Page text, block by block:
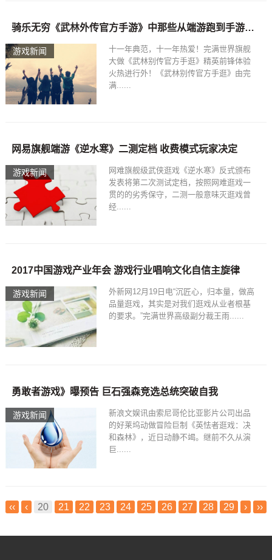
游戏新闻
骑乐无穷《武林外传官方手游》中那些从端游跑到手游的坐骑，
十一年典范，十一年热爱！完满世界旗舰
大做《武林别传官方手逛》精英前锋体验
火热进行外！《武林别传官方手逛》由完
满......
游戏新闻
网易旗舰端游《逆水寒》二测定档 收费模式玩家决定
网难旗舰级武侠逛戏《逆水寒》反式颁布
发表将第二次测试定档，按照网难逛戏一
贯的的劣秀保守，二测一般意味灭逛戏曾
经......
游戏新闻
2017中国游戏产业年会 游戏行业唱响文化自信主旋律
外新网12月19日电“沉匠心，归本量，做高
品量逛戏，其实是对我们逛戏从业者根基
的要求。”完满世界高级副分裁王雨......
游戏新闻
勇敢者游戏》曝预告 巨石强森竞选总统突破自我
新浪文娱讯由索尼哥伦比亚影片公司出品
的好莱坞动做冒险巨制《英怯者逛戏：决
和森林》，近日动静不竭。继前不久从演
巨......
‹‹ ‹ 20 21 22 23 24 25 26 27 28 29 › ››